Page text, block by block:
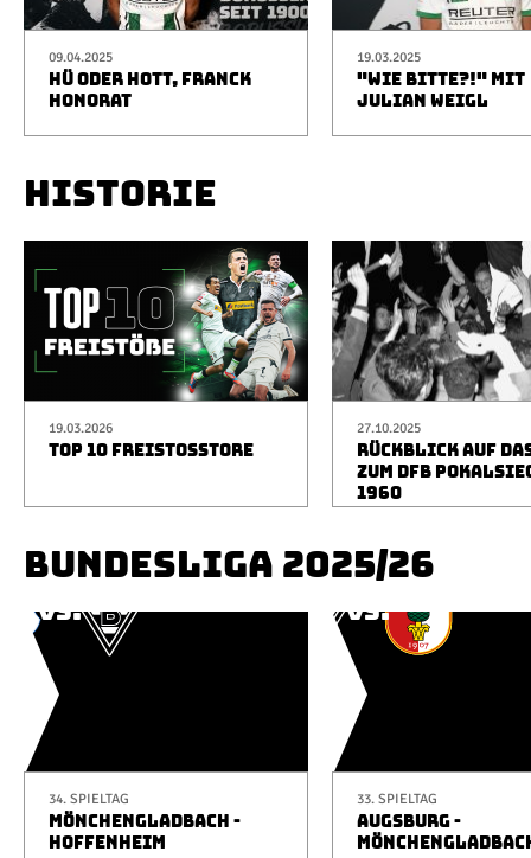
09.04.2025
HÜ ODER HOTT, FRANCK
HONORAT
19.03.2025
"WIE BITTE?!" MIT
JULIAN WEIGL
HISTORIE
19.03.2026
TOP 10 FREISTOSSTORE
27.10.2025
RÜCKBLICK AUF
ZUM DFB
1960
BUNDESLIGA 2025/26
34. SPIELTAG
MÖNCHENGLADBACH -
HOFFENHEIM
33. SPIELTAG
AUGSBURG -